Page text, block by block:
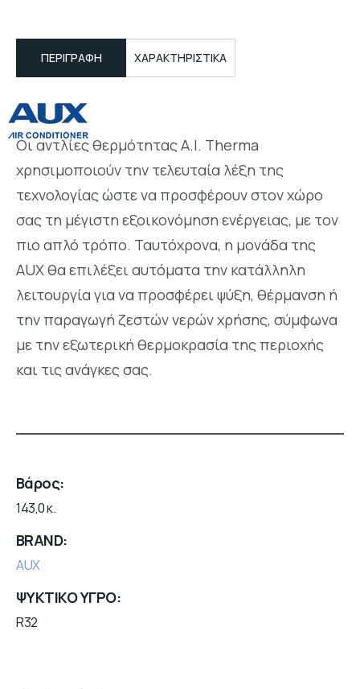
ΠΕΡΙΓΡΑΦΉ ΧΑΡΑΚΤΗΡΙΣΤΙΚΑ
Οι αντλίες θερμότητας A.I. Therma
χρησιμοποιούν την τελευταία λέξη της
τεχνολογίας ώστε να προσφέρουν στον χώρο
σας τη μέγιστη εξοικονόμηση ενέργειας, με τον
πιο απλό τρόπο. Ταυτόχρονα, η μονάδα της
AUX θα επιλέξει αυτόματα την κατάλληλη
λειτουργία για να προσφέρει ψύξη, θέρμανση ή
την παραγωγή ζεστών νερών χρήσης, σύμφωνα
με την εξωτερική θερμοκρασία της περιοχής
και τις ανάγκες σας.
Βάρος
143,0 κ.
BRAND
AUX
ΨΥΚΤΙΚΟ ΥΓΡΟ
R32